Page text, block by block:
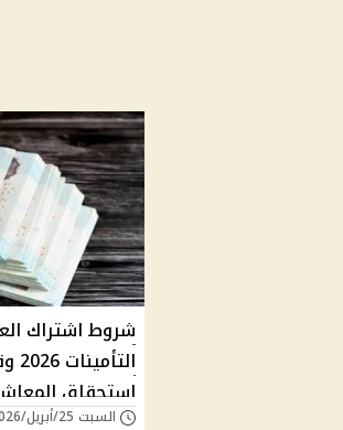
شروط اشتراك
استحقاق
السبت 25/أبريل/2026 - 10:21 ص